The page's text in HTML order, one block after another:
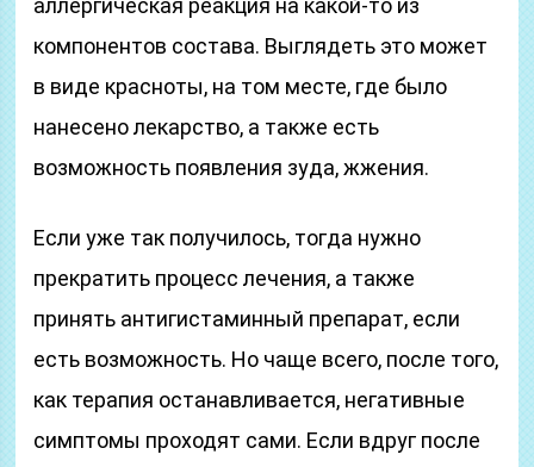
аллергическая реакция на какой-то из
компонентов состава. Выглядеть это может
в виде красноты, на том месте, где было
нанесено лекарство, а также есть
возможность появления зуда, жжения.
Если уже так получилось, тогда нужно
прекратить процесс лечения, а также
принять антигистаминный препарат, если
есть возможность. Но чаще всего, после того,
как терапия останавливается, негативные
симптомы проходят сами. Если вдруг после